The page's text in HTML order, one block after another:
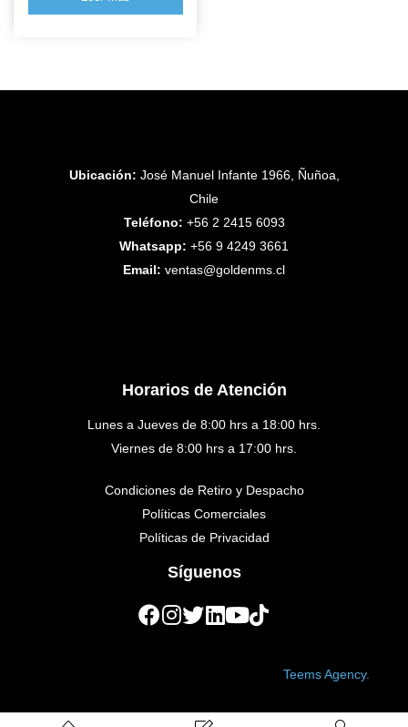
Ubicación: José Manuel Infante 1966, Ñuñoa,
Chile
Teléfono: +56 2 2415 6093
Whatsapp: +56 9 4249 3661
Email: ventas@goldenms.cl
Horarios de Atención
Lunes a Jueves de 8:00 hrs a 18:00 hrs.
Viernes de 8:00 hrs a 17:00 hrs.
Condiciones de Retiro y Despacho
Políticas Comerciales
Políticas de Privacidad
Síguenos
Teems Agency.